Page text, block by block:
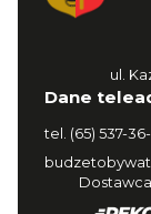
ul.
Dane
tel. (65) 537-
Dostawca